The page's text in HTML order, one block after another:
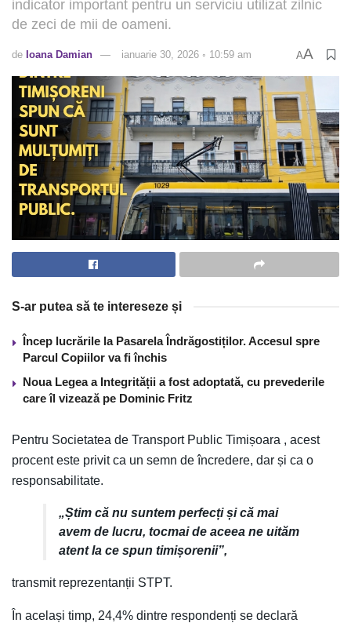
indicator important pentru un serviciu utilizat zilnic
de zeci de mii de oameni.
de Ioana Damian ianuarie 30, 2026 ◦ 10:59 am AA
S-ar putea să te intereseze și
Încep lucrările la Pasarela Îndrăgostiților. Accesul spre
Parcul Copiilor va fi închis
Noua Legea a Integrității a fost adoptată, cu prevederile
care îl vizează pe Dominic Fritz
Pentru Societatea de Transport Public Timișoara , acest
procent este privit ca un semn de încredere, dar și ca o
responsabilitate.
„Știm că nu suntem perfecți și că mai
avem de lucru, tocmai de aceea ne uităm
atent la ce spun timișorenii”,
transmit reprezentanții STPT.
În același timp, 24,4% dintre respondenți se declară